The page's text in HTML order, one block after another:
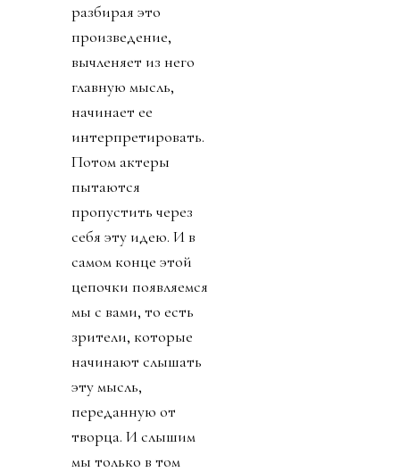
разбирая это
произведение,
вычленяет из него
главную мысль,
начинает ее
интерпретировать.
Потом актеры
пытаются
пропустить через
себя эту идею. И в
самом конце этой
цепочки появляемся
мы с вами, то есть
зрители, которые
начинают слышать
эту мысль,
переданную от
творца. И слышим
мы только в том